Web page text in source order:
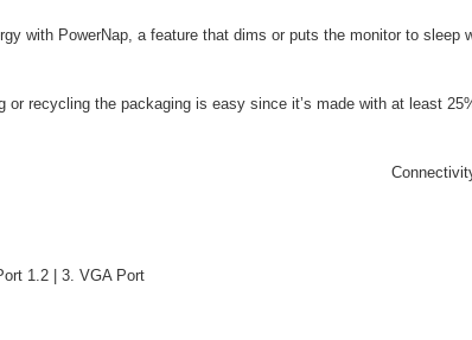
with PowerNap, a feature that dims or puts the monitor to sleep
or recycling the packaging is easy since it’s made with at least
1.2 | 3. VGA Port